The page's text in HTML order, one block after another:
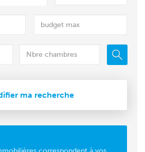
ma recherche